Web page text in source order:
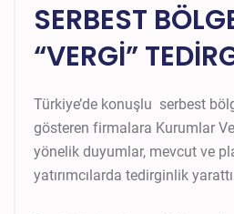
SERBEST
“VERGİ”
Türkiye’de konuşlu serbest
gösteren firmalara Kurumlar
yönelik duyumlar, mevcut ve
yatırımcılarda tedirginlik